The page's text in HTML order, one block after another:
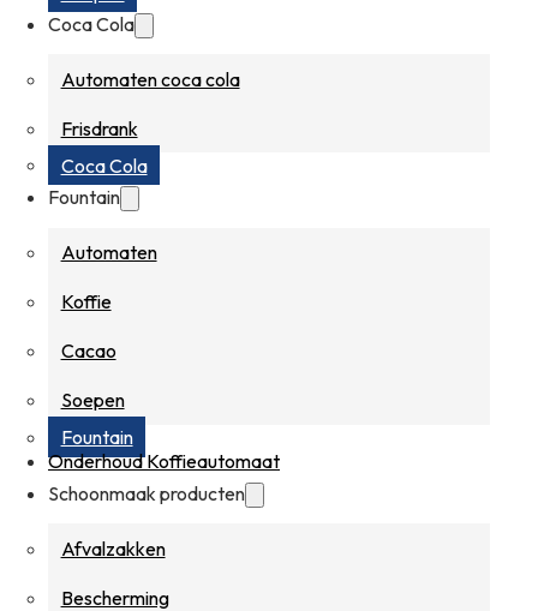
Coca Cola
Automaten coca cola
Frisdrank
Coca Cola
Fountain
Automaten
Koffie
Cacao
Soepen
Fountain
Onderhoud Koffieautomaat
Schoonmaak producten
Afvalzakken
Bescherming